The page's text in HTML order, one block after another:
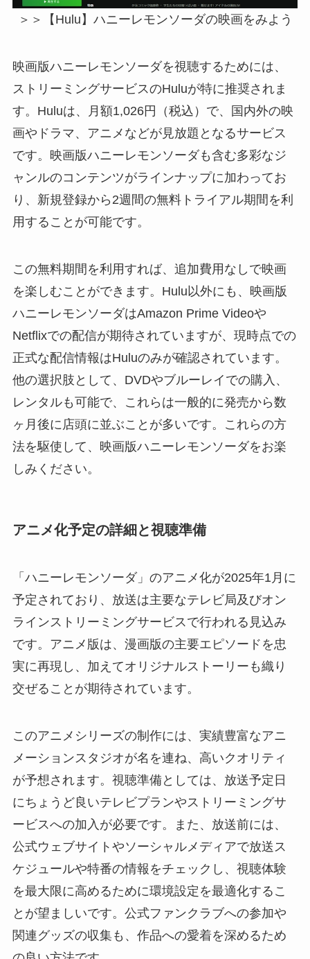
＞＞【Hulu】ハニーレモンソーダの映画をみよう
映画版ハニーレモンソーダを視聴するためには、
ストリーミングサービスのHuluが特に推奨されま
す。Huluは、月額1,026円（税込）で、国内外の映
画やドラマ、アニメなどが見放題となるサービス
です。映画版ハニーレモンソーダも含む多彩なジ
ャンルのコンテンツがラインナップに加わってお
り、新規登録から2週間の無料トライアル期間を利
用することが可能です。
この無料期間を利用すれば、追加費用なしで映画
を楽しむことができます。Hulu以外にも、映画版
ハニーレモンソーダはAmazon Prime Videoや
Netflixでの配信が期待されていますが、現時点での
正式な配信情報はHuluのみが確認されています。
他の選択肢として、DVDやブルーレイでの購入、
レンタルも可能で、これらは一般的に発売から数
ヶ月後に店頭に並ぶことが多いです。これらの方
法を駆使して、映画版ハニーレモンソーダをお楽
しみください。
アニメ化予定の詳細と視聴準備
「ハニーレモンソーダ」のアニメ化が2025年1月に
予定されており、放送は主要なテレビ局及びオン
ラインストリーミングサービスで行われる見込み
です。アニメ版は、漫画版の主要エピソードを忠
実に再現し、加えてオリジナルストーリーも織り
交ぜることが期待されています。
このアニメシリーズの制作には、実績豊富なアニ
メーションスタジオが名を連ね、高いクオリティ
が予想されます。視聴準備としては、放送予定日
にちょうど良いテレビプランやストリーミングサ
ービスへの加入が必要です。また、放送前には、
公式ウェブサイトやソーシャルメディアで放送ス
ケジュールや特番の情報をチェックし、視聴体験
を最大限に高めるために環境設定を最適化するこ
とが望ましいです。公式ファンクラブへの参加や
関連グッズの収集も、作品への愛着を深めるため